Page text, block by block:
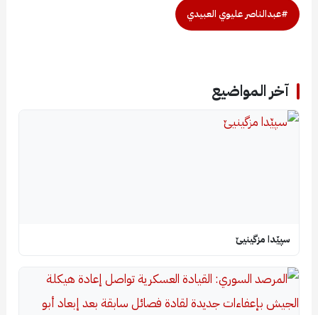
#عبدالناصر عليوي العبيدي
آخر المواضيع
سپێدا مزگینیێ